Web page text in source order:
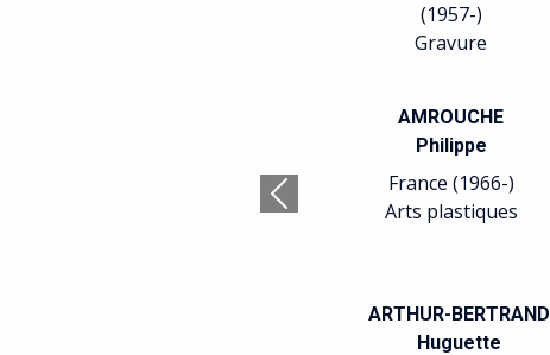
(1957-)
Gravure
AMROUCHE
Philippe
France (1966-)
Arts plastiques
ARTHUR-BERTRAND
Huguette
Précédent